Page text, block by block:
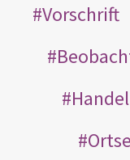
Vorschrift
Handel